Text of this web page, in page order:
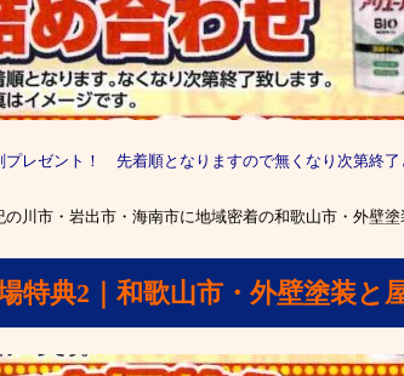
プレゼント！ 先着順となりますので無くなり次第終了
の川市・岩出市・海南市に地域密着の和歌山市・外壁
特典2｜和歌山市・外壁塗装